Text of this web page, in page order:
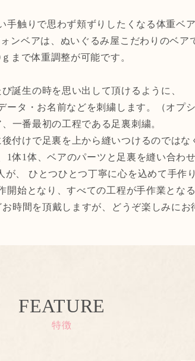
手触りで思わず頬ずりしたくなる体重ベア
ォンベアは、ぬいぐるみ屋こだわりのベ
ｇまで体重調整が可能です。
誕生の時を思い出して頂けるように、
ータ・お名前などを刺繍します。（オプシ
一番最初の工程である足裏刺繍。
付けで足裏を上から縫いつけるのではな
1体1体、ベアのパーツと足裏を縫い合わせ
、 ひとつひとつ丁寧に心を込めて手作
開始となり、すべての工程が手作業となる
時間を頂戴しますが、どうぞ楽しみにお
FEATURE
特徴